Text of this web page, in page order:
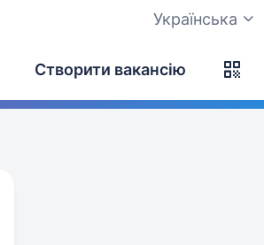
Українська
Створити вакансію